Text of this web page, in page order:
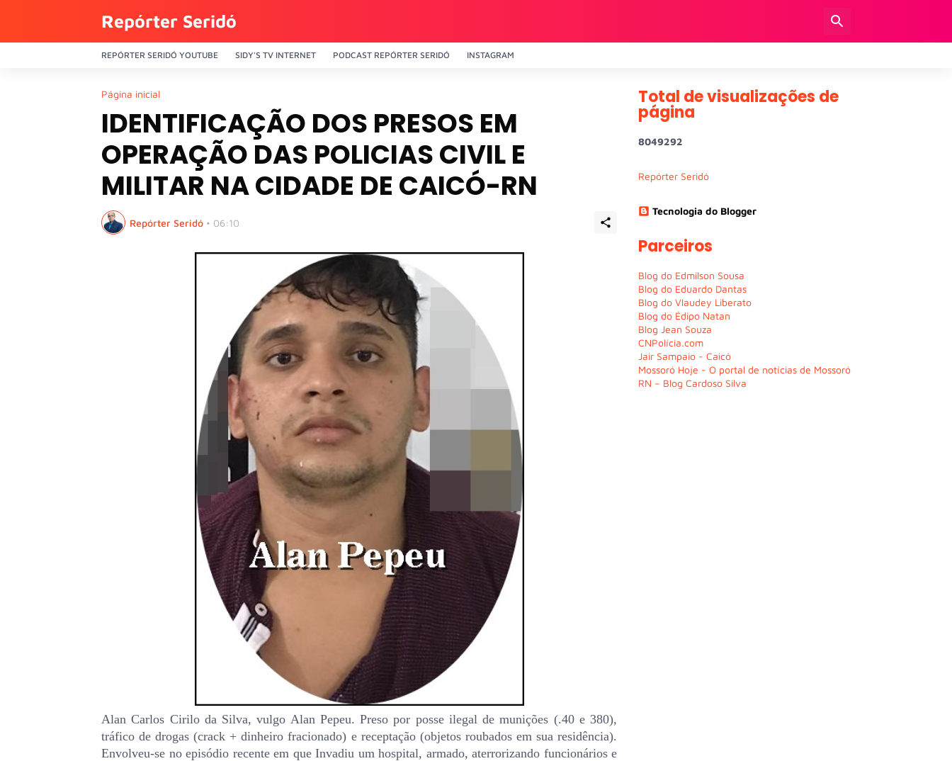
Repórter Seridó
REPÓRTER SERIDÓ YOUTUBE SIDY'S TV INTERNET PODCAST REPÓRTER SERIDÓ INSTAGRAM
Página inicial
IDENTIFICAÇÃO DOS PRESOS EM
OPERAÇÃO DAS POLICIAS CIVIL E
MILITAR NA CIDADE DE CAICÓ-RN
Repórter Seridó • 06:10
Alan Carlos Cirilo da Silva, vulgo Alan Pepeu. Preso por posse ilegal de munições (.40 e 380),
tráfico de drogas (crack + dinheiro fracionado) e receptação (objetos roubados em sua residência).
Envolveu-se no episódio recente em que Invadiu um hospital, armado, aterrorizando funcionários e
Total de visualizações de
página
8049292
Repórter Seridó
Tecnologia do Blogger
Parceiros
Blog do Edmilson Sousa
Blog do Eduardo Dantas
Blog do Vlaudey Liberato
Blog do Édipo Natan
Blog Jean Souza
CNPolícia.com
Jair Sampaio - Caicó
Mossoró Hoje - O portal de notícias de Mossoró
RN – Blog Cardoso Silva